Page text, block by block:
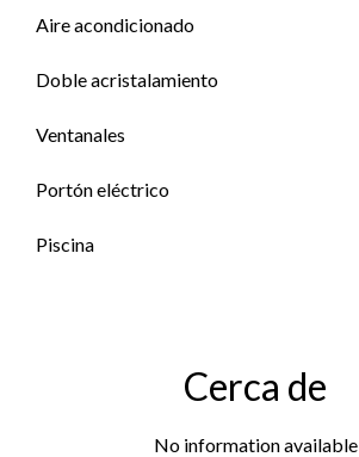
Aire acondicionado
Doble acristalamiento
Ventanales
Portón eléctrico
Piscina
Cerca de
No information available